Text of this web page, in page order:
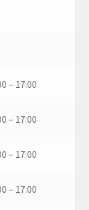
– 17:00
– 17:00
– 17:00
– 17:00